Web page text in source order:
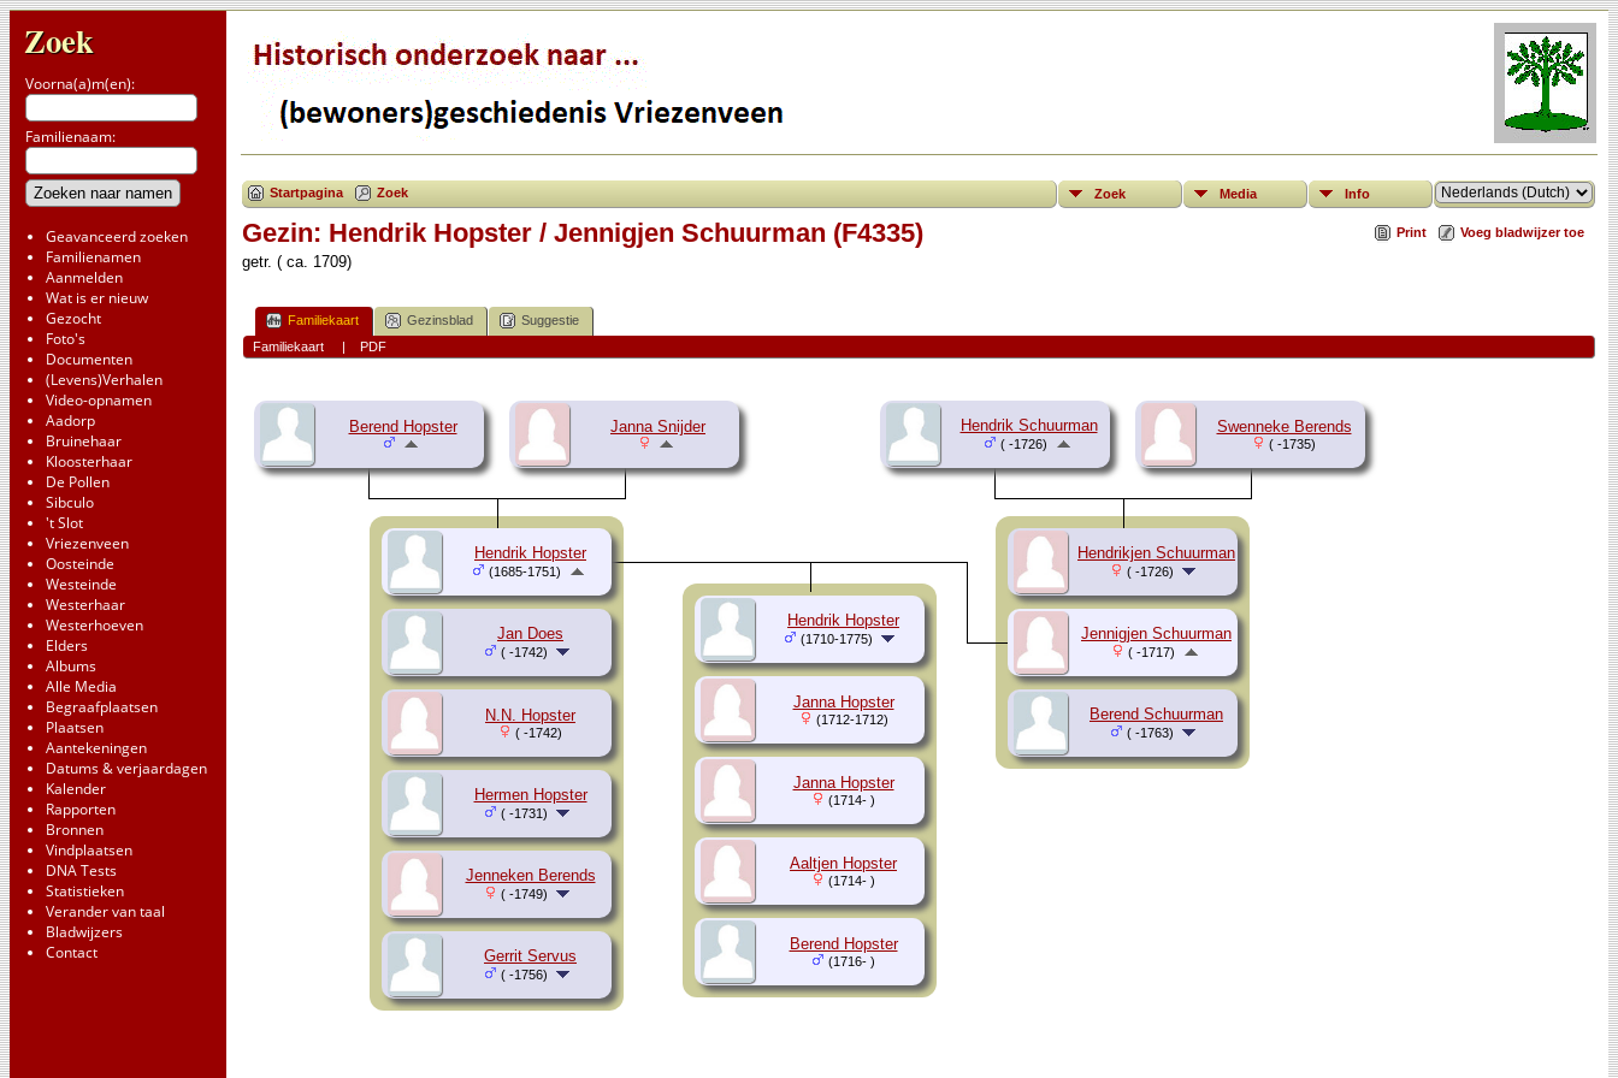
Zoek
Voorna(a)m(en):
Familienaam:
Geavanceerd zoeken
Familienamen
Aanmelden
Wat is er nieuw
Gezocht
Foto's
Documenten
(Levens)Verhalen
Video-opnamen
Aadorp
Bruinehaar
Kloosterhaar
De Pollen
Sibculo
't Slot
Vriezenveen
Oosteinde
Westeinde
Westerhaar
Westerhoeven
Elders
Albums
Alle Media
Begraafplaatsen
Plaatsen
Aantekeningen
Datums & verjaardagen
Kalender
Rapporten
Bronnen
Vindplaatsen
DNA Tests
Statistieken
Verander van taal
Bladwijzers
Contact
Startpagina Zoek Zoek Media Info
Print Voeg bladwijzer toe
Gezin: Hendrik Hopster / Jennigjen Schuurman (F4335)
getr. ( ca. 1709)
Familiekaart Gezinsblad
Suggestie
Familiekaart
| PDF
Berend Hopster Janna Snijder
Jan Does
( -1742)
N.N. Hopster
( -1742)
Hermen Hopster
( -1731)
Jenneken Berends
( -1749)
Gerrit Servus
( -1756)
Hendrik Schuurman
( -1726)
Swenneke Berends
( -1735)
Hendrikjen Schuurman
( -1726)
Berend Schuurman
( -1763)
Hendrik Hopster
(1685-1751)
Jennigjen Schuurman
( -1717)
Hendrik Hopster
(1710-1775)
Janna Hopster
(1712-1712)
Janna Hopster
(1714- )
Aaltjen Hopster
(1714- )
Berend Hopster
(1716- )